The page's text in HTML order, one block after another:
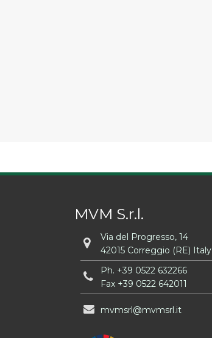
MVM S.r.l.
Via del Progresso, 14
42015 Correggio (RE) Italy
Ph. +39 0522 632266
Fax +39 0522 642011
mvmsrl mvmsrl it